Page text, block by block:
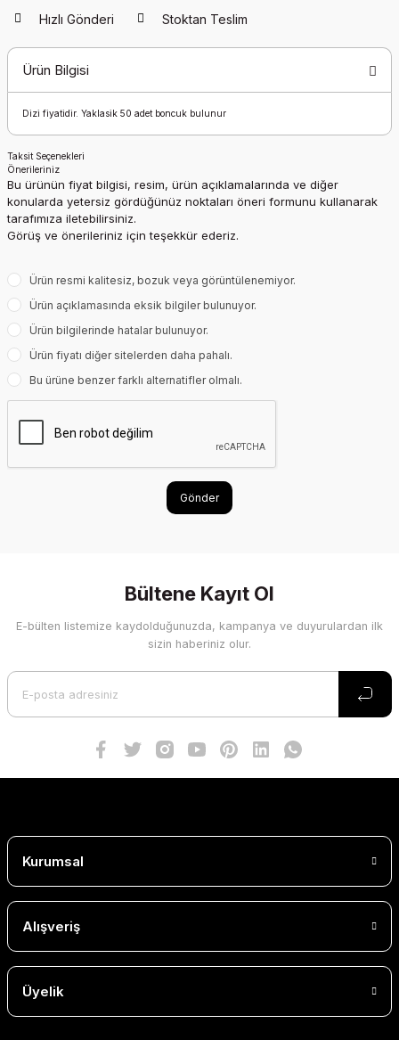
Hızlı Gönderi Stoktan Teslim
Ürün Bilgisi
Dizi fiyatidir. Yaklasik 50 adet boncuk bulunur
Taksit Seçenekleri
Önerileriniz
Bu ürünün fiyat bilgisi, resim, ürün açıklamalarında ve diğer
konularda yetersiz gördüğünüz noktaları öneri formunu kullanarak
tarafımıza iletebilirsiniz.
Görüş ve önerileriniz için teşekkür ederiz.
Ürün resmi kalitesiz, bozuk veya görüntülenemiyor.
Ürün açıklamasında eksik bilgiler bulunuyor.
Ürün bilgilerinde hatalar bulunuyor.
Ürün fiyatı diğer sitelerden daha pahalı.
Bu ürüne benzer farklı alternatifler olmalı.
Gönder
Bültene Kayıt Ol
E-bülten listemize kaydolduğunuzda, kampanya ve duyurulardan ilk
sizin haberiniz olur.
Kurumsal
Alışveriş
Üyelik